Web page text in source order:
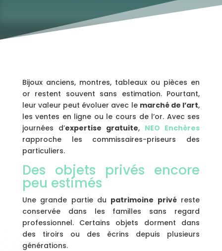
Bijoux anciens, montres, tableaux ou pièces en
or restent souvent sans estimation. Pourtant,
leur valeur peut évoluer avec le marché de l’art,
les ventes en ligne ou le cours de l’or. Avec ses
journées d’expertise gratuite, NEO Enchères
rapproche les commissaires-priseurs des
particuliers.
Des objets privés encore
peu estimés
Une grande partie du patrimoine privéreste
conservée dans les familles sans regard
professionnel. Certains objets dorment dans
des tiroirs ou des écrins depuis plusieurs
générations.